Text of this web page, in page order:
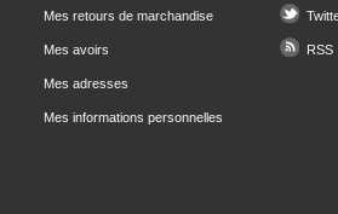
Mes retours de marchandise
Mes avoirs
Mes adresses
Mes informations personnelles
RSS